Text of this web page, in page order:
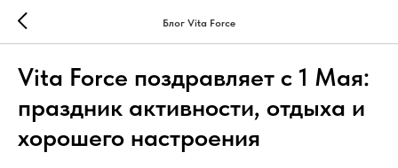
Блог Vita Force
Vita Force поздравляет с 1 Мая:
праздник активности, отдыха и
хорошего настроения